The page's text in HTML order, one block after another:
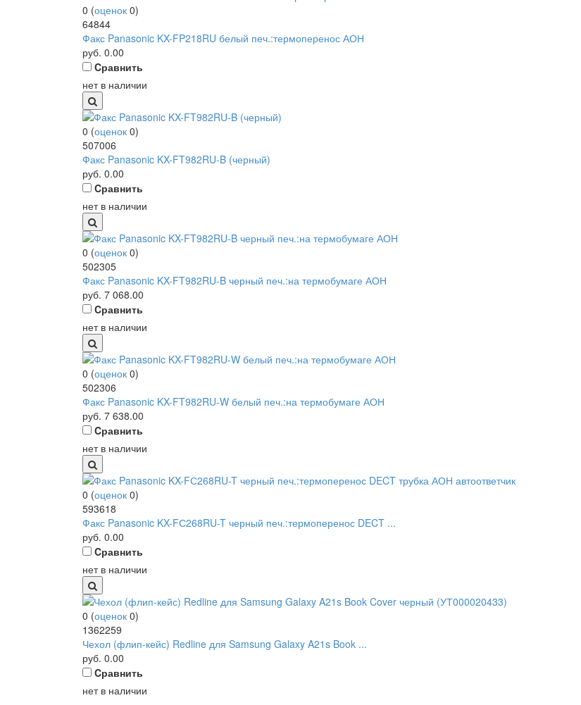
0 (оценок 0)
64844
Факс Panasonic KX-FP218RU белый печ.:термоперенос АОН
руб. 0.00
Cравнить
нет в наличии
0 (оценок 0)
507006
Факс Panasonic KX-FT982RU-B (черный)
руб. 0.00
Cравнить
нет в наличии
0 (оценок 0)
502305
Факс Panasonic KX-FT982RU-B черный печ.:на термобумаге АОН
руб. 7 068.00
Cравнить
нет в наличии
0 (оценок 0)
502306
Факс Panasonic KX-FT982RU-W белый печ.:на термобумаге АОН
руб. 7 638.00
Cравнить
нет в наличии
0 (оценок 0)
593618
Факс Panasonic KX-FС268RU-T черный печ.:термоперенос DECT ...
руб. 0.00
Cравнить
нет в наличии
0 (оценок 0)
1362259
Чехол (флип-кейс) Redline для Samsung Galaxy A21s Book ...
руб. 0.00
Cравнить
нет в наличии